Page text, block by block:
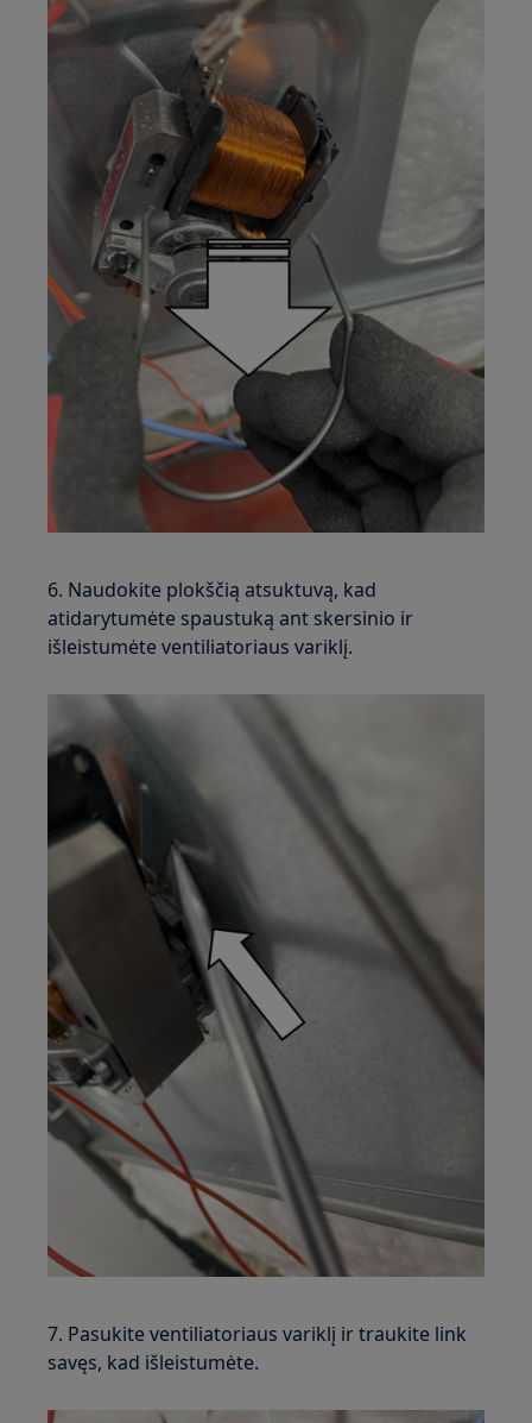
6. Naudokite plokščią atsuktuvą, kad
atidarytumėte spaustuką ant skersinio ir
išleistumėte ventiliatoriaus variklį.
7. Pasukite ventiliatoriaus variklį ir traukite link
savęs, kad išleistumėte.